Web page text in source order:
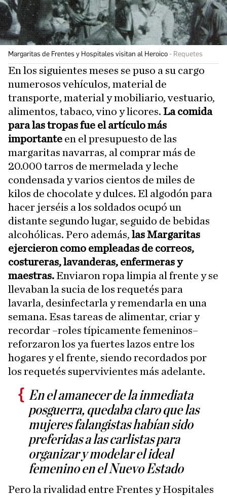
Margaritas de Frentes y Hospitales visitan al Heroico Requetes
En los siguientes meses se puso a su cargo
numerosos vehículos, material de
transporte, material y mobiliario, vestuario,
alimentos, tabaco, vino y licores. La comida
para las tropas fue el artículo más
importante en el presupuesto de las
margaritas navarras, al comprar más de
20.000 tarros de mermelada y leche
condensada y varios cientos de miles de
kilos de chocolate y dulces. El algodón para
hacer jerséis a los soldados ocupó un
distante segundo lugar, seguido de bebidas
alcohólicas. Pero además, las Margaritas
ejercieron como empleadas de correos,
costureras, lavanderas, enfermeras y
maestras.Enviaron ropa limpia al frente y se
llevaban la sucia de los requetés para
lavarla, desinfectarla y remendarla en una
semana. Esas tareas de alimentar, criar y
recordar –roles típicamente femeninos–
reforzaron los ya fuertes lazos entre los
hogares y el frente, siendo recordados por
los requetés supervivientes más adelante.
En el amanecer de la inmediata
posguerra, quedaba claro que las
mujeres falangistas habían sido
preferidas a las carlistas para
organizar y modelar el ideal
femenino en el Nuevo Estado
Pero la rivalidad entre Frentes y Hospitales